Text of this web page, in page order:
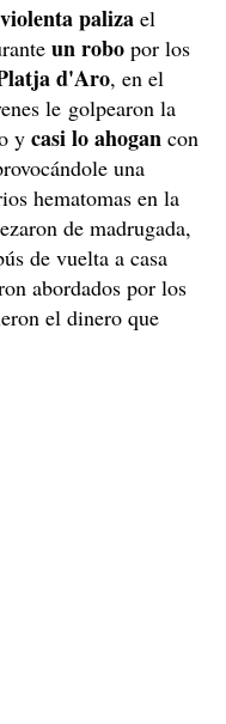
violenta paliza el
un robo por los
d'Aro, en el
le golpearon la
y casi lo ahogan con
una
hematomas en la
de madrugada,
de vuelta a casa
abordados por los
el dinero que